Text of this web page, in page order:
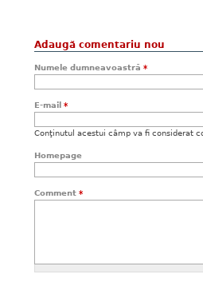
Adaugă comentariu nou
Numele dumneavoastră *
E-mail *
Conţinutul acestui câmp va fi considerat
Homepage
Comment *